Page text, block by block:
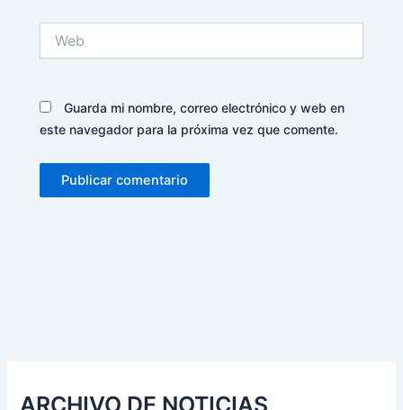
Guarda mi nombre, correo electrónico y web en
este navegador para la próxima vez que comente.
ARCHIVO DE NOTICIAS